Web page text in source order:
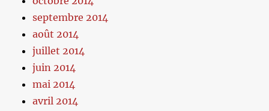
septembre 2014
août 2014
juillet 2014
juin 2014
mai 2014
avril 2014